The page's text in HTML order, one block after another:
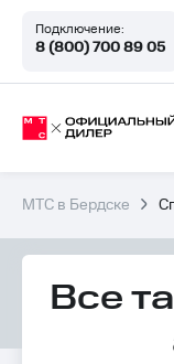
Подключение:
8 (800) 700 89 05
МТС в Бердске
Все